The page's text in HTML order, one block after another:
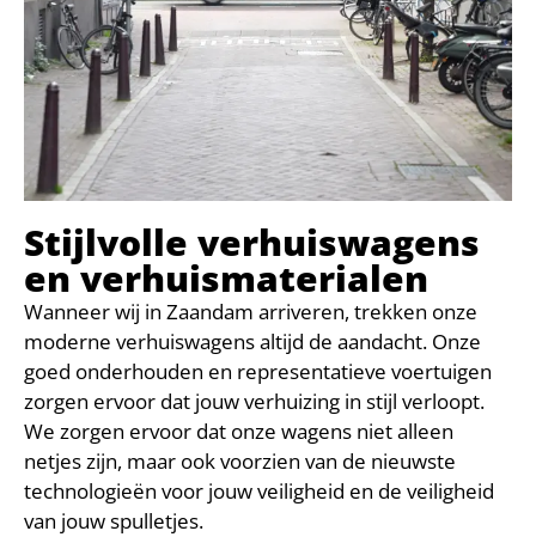
Stijlvolle verhuiswagens
en verhuismaterialen
Wanneer wij in Zaandam arriveren, trekken onze
moderne verhuiswagens altijd de aandacht. Onze
goed onderhouden en representatieve voertuigen
zorgen ervoor dat jouw verhuizing in stijl verloopt.
We zorgen ervoor dat onze wagens niet alleen
netjes zijn, maar ook voorzien van de nieuwste
technologieën voor jouw veiligheid en de veiligheid
van jouw spulletjes.